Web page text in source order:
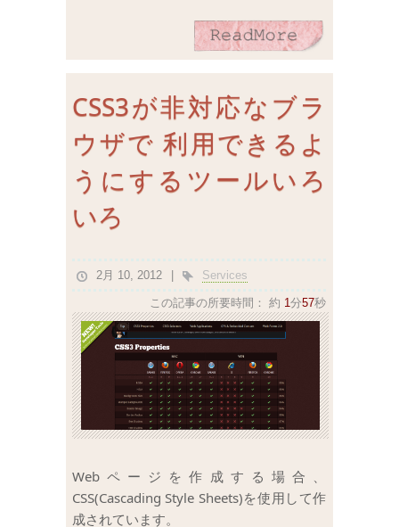
CSS3が非対応なブラ
ウザで 利用できるよ
うにするツールいろ
いろ
2月 10, 2012 Services
この記事の所要時間：約 1分57秒
Webページを作成する場合、
CSS(Cascading Style Sheets)を使用して作
成されています。